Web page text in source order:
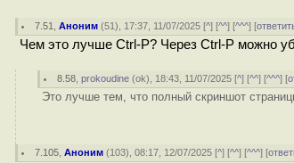
7.51 ,Аноним (51), 17:37, 11/07/2025 [^] [^^] [^^^] [
Чем это лучше Ctrl-P? Через Ctrl-P можно
8.58 ,prokoudine (ok), 18:43, 11/07/2025 [^] [^^] [^^^] [
Это лучше тем, что полный скриншот
7.105 ,Аноним (103), 08:17, 12/07/2025 [^] [^^] [^^^] [